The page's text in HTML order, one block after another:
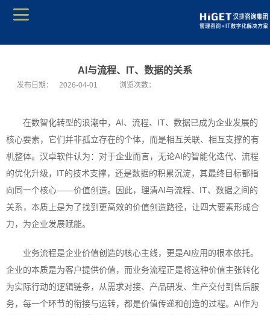
AI与流程、IT、数据的关系
发布日期： 2026-04-01 浏览次数：
在数智化转型的浪潮中，AI、流程、IT、数据已成为企业发展的
核心要素，它们并非孤立存在的个体，而是相互关联、相互支撑的有
机整体。汉卓软件认为：对于企业而言，无论AI的智能化迭代、流程
的优化升级，IT的技术支撑，还是数据的积累沉淀，其最终目标都指
向同一个核心——价值创造。因此，理清AI与流程、IT、数据之间的
关系，本质上是为了找到更高效的价值创造路径，让四大要素形成合
力，为企业发展赋能。
业务流程是企业价值创造的核心主线，更是AI应用的根本依托。
企业的本质是为客户提供价值，而业务流程正是将这种价值主张转化
为实际行动的逻辑链条，从需求对接、产品研发、生产交付到售后服
务，每一个环节的衔接与运转，都是价值传递和创造的过程。AI作为